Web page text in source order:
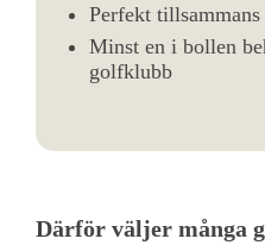
Perfekt
Minst en i bollen
golfklubb
Därför väljer många